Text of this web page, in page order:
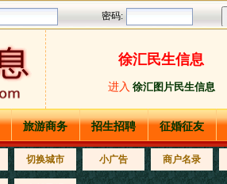
徐汇民生信息
进入 徐汇图片民生信息
旅游商务 招生招聘 征婚征友
切换城市 小广告 商户名录